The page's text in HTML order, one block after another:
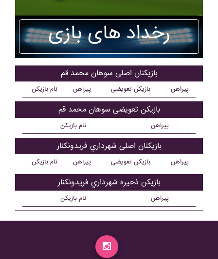
رخداد های بازی
بازیکنان اصلی سوهان محمد قم
نام بازیکن پیراهن بازیکن تعویضی پیراهن
بازیکن تعویضی سوهان محمد قم
نام بازیکن پیراهن
بازیکنان اصلی شهرداري فريدونکنار
نام بازیکن پیراهن بازیکن تعویضی پیراهن
بازیکن ذحیره شهرداري فريدونکنار
نام بازیکن پیراهن